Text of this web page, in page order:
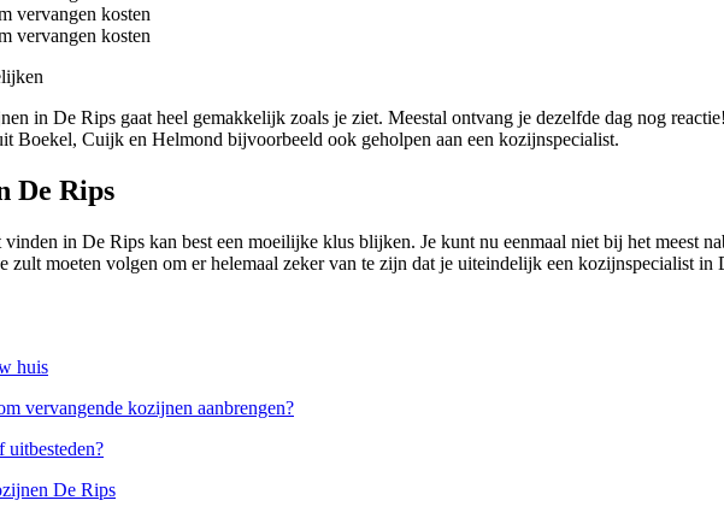
in De Rips gaat heel gemakkelijk zoals je ziet. Meestal ontvang je dezelfde dag nog
Boekel, Cuijk en Helmond bijvoorbeeld ook geholpen aan een kozijnspecialist.
De Rips
in De Rips kan best een moeilijke klus blijken. Je kunt nu eenmaal niet bij het meest
zult moeten volgen om er helemaal zeker van te zijn dat je uiteindelijk een kozijnspecialist
huis
vervangende kozijnen aanbrengen?
De Rips